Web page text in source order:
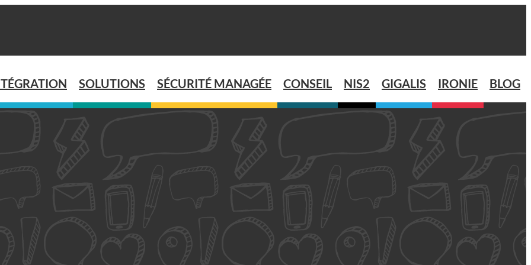
SOLUTIONS SÉCURITÉ MANAGÉE CONSEIL NIS2 GIGALIS IRONIE BLOG